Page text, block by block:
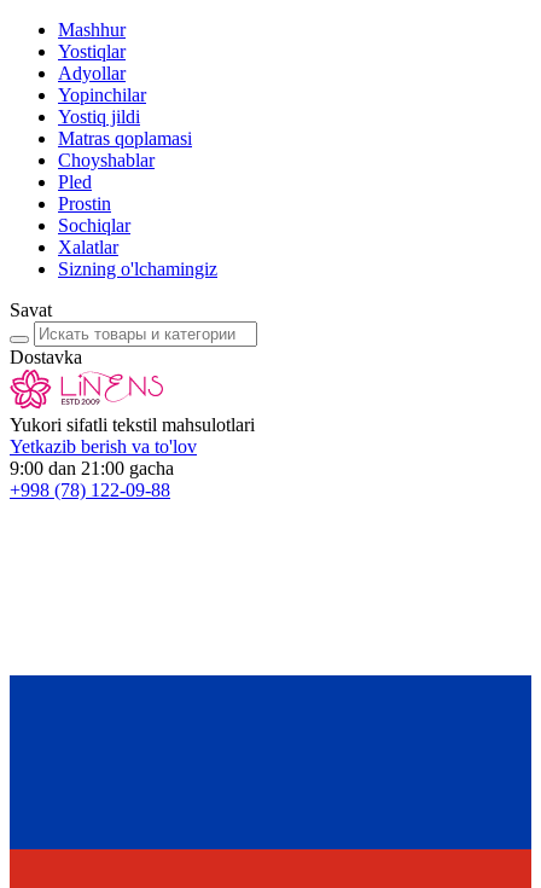
Mashhur
Yostiqlar
Adyollar
Yopinchilar
Yostiq jildi
Matras qoplamasi
Choyshablar
Pled
Prostin
Sochiqlar
Xalatlar
Sizning o'lchamingiz
Savat
Dostavka
Yukori sifatli tekstil mahsulotlari
Yetkazib berish va to'lov
9:00 dan 21:00 gacha
+998 (78) 122-09-88